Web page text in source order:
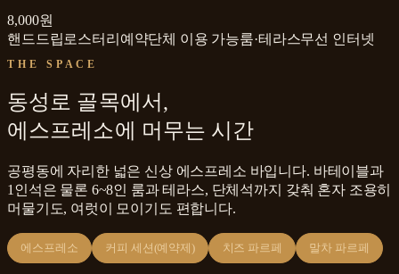
8,000원
핸드드립 로스터리 예약단체 이용 가능룸·테라스무선 인터넷
THE SPACE
동성로 골목에서,
에스프레소에 머무는 시간
공평동에 자리한 넓은 신상 에스프레소 바입니다. 바테이블과
1인석은 물론 6~8인 룸과 테라스, 단체석까지 갖춰 혼자 조용히
머물기도, 여럿이 모이기도 편합니다.
에스프레소 커피 세션(예약제) 치즈 파르페 말차 파르페